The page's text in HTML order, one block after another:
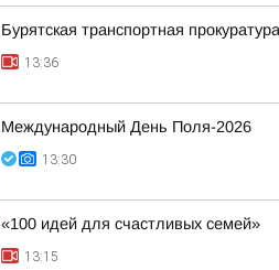
Бурятская транспортная
13:36
Международный День Поля-2026
13:30
«100 идей для счастливых семей»
13:15